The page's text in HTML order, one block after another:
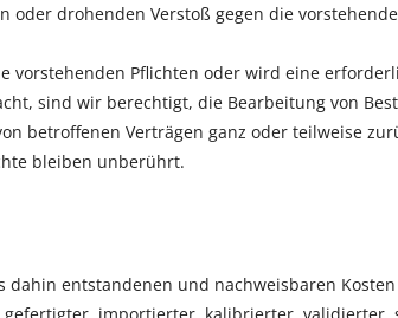
oder drohenden Verstoß gegen die
vorstehenden Pflichten oder wird eine
sind wir berechtigt, die Bearbeitung von
betroffenen Verträgen ganz oder teilweise
bleiben unberührt.
entstandenen und nachweisbaren
importierter, kalibrierter, validierter,